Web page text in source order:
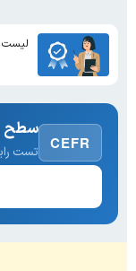
لیست
CEFR
سطح
تست رایگان · ۳۰